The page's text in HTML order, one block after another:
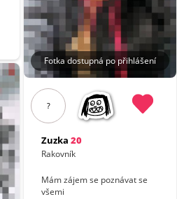
Fotka dostupná po přihlášení
?
Zuzka 20
Rakovník
Mám zájem se poznávat se
všemi